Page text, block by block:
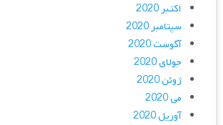
اکتبر 2020
سپتامبر 2020
آگوست 2020
جولای 2020
ژوئن 2020
می 2020
آوریل 2020